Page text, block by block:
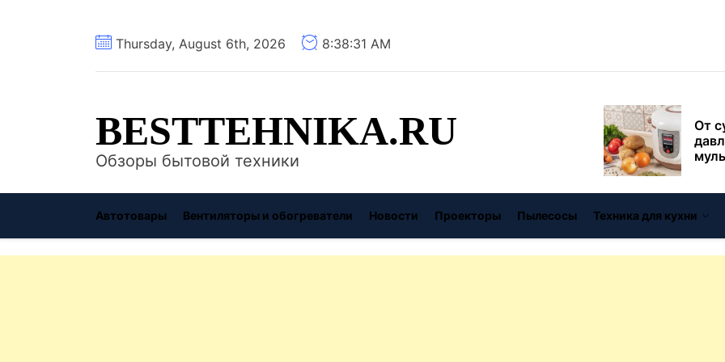
Thursday, August 6th, 2026 8:38:32 AM
BESTTEHNIKA.RU
Обзоры бытовой техники
Автотовары Вентиляторы и обогреватели Новости Проекторы Пылесосы Техника для кухни